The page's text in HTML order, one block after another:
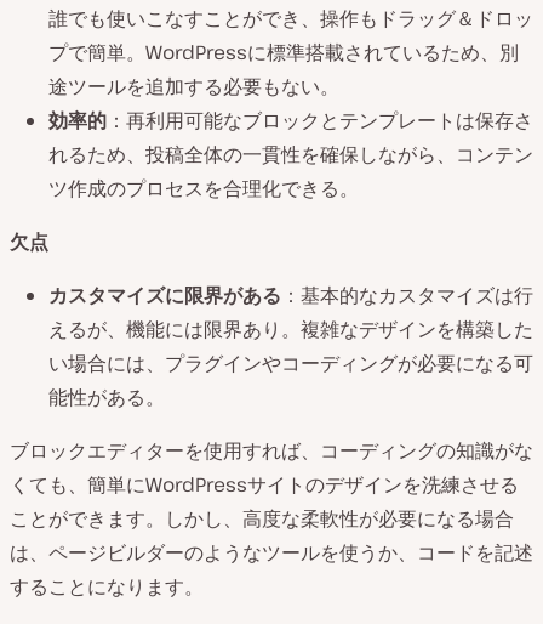
誰でも使いこなすことができ、操作もドラッグ＆ドロッ
プで簡単。WordPressに標準搭載されているため、別
途ツールを追加する必要もない。
効率的 ：再利用可能なブロックとテンプレートは保存さ
れるため、投稿全体の一貫性を確保しながら、コンテン
ツ作成のプロセスを合理化できる。
欠点
カスタマイズに限界がある ：基本的なカスタマイズは行
えるが、機能には限界あり。複雑なデザインを構築した
い場合には、プラグインやコーディングが必要になる可
能性がある。
ブロックエディターを使用すれば、コーディングの知識がな
くても、簡単にWordPressサイトのデザインを洗練させる
ことができます。しかし、高度な柔軟性が必要になる場合
は、ページビルダーのようなツールを使うか、コードを記述
することになります。